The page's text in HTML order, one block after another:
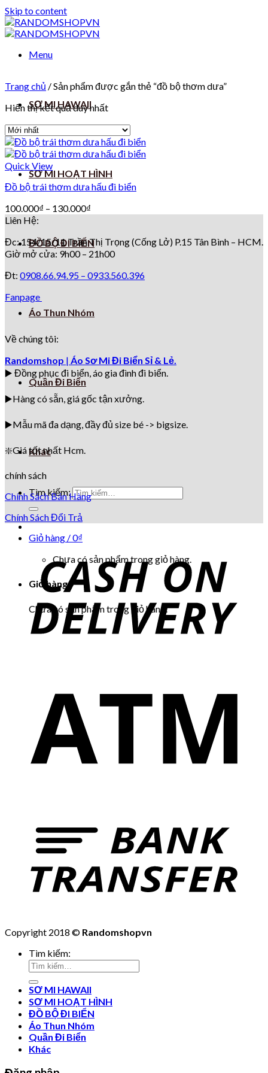
Skip to content
Menu
SƠ MI HAWAII
SƠ MI HOẠT HÌNH
ĐỒ BỘ ĐI BIỂN
Áo Thun Nhóm
Quần Đi Biển
Khác
Tìm kiếm:
Giỏ hàng /0₫
Chưa có sản phẩm trong giỏ hàng.
Giỏ hàng
Chưa có sản phẩm trong giỏ hàng.
Trang chủ /Sản phẩm được gắn thẻ “đồ bộ thơm dưa”
Hiển thị kết quả duy nhất
Quick View
Đồ bộ trái thơm dưa hấu đi biển
100.000₫ – 130.000₫
Liên Hệ:
Đc: 154/15/11 Trần Thị Trọng (Cống Lở) P.15 Tân Bình – HCM.
Giờ mở cửa: 9h00 – 21h00
Đt: 0908.66.94.95 – 0933.560.396
Fanpage
Về chúng tôi:
Randomshop | Áo Sơ Mi Đi Biển Sỉ & Lẻ.
▶️ Đồng phục đi biển, áo gia đình đi biển.
▶️Hàng có sẵn, giá gốc tận xưởng.
▶️Mẫu mã đa dạng, đầy đủ size bé -> bigsize.
❇️Giá tốt nhất Hcm.
chính sách
Chính Sách Bán Hàng
Chính Sách Đổi Trả
Copyright 2018 © Randomshopvn
Tìm kiếm:
SƠ MI HAWAII
SƠ MI HOẠT HÌNH
ĐỒ BỘ ĐI BIỂN
Áo Thun Nhóm
Quần Đi Biển
Khác